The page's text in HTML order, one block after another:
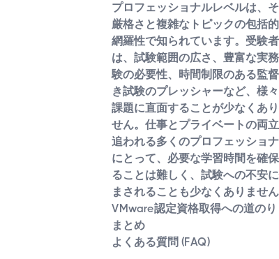
プロフェッショナルレベルは、
厳格さと複雑なトピックの包括
網羅性で知られています。受験者
は、試験範囲の広さ、豊富な実
験の必要性、時間制限のある監
き試験のプレッシャーなど、様
課題に直面することが少なくあ
せん。仕事とプライベートの両
追われる多くのプロフェッショ
にとって、必要な学習時間を確
ることは難しく、試験への不安
まされることも少なくありません
VMware認定資格取得への道のり
まとめ
よくある質問 (FAQ)